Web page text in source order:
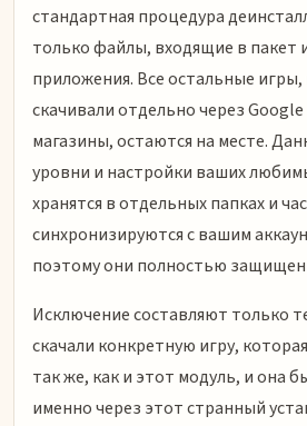
стандартная процедура
только файлы, входящие в пакет
приложения. Все остальные
скачивали отдельно через
магазины, остаются на месте.
уровни и настройки ваших
хранятся в отдельных папках и
синхронизируются с вашим
поэтому они полностью
Исключение составляют только
скачали конкретную игру,
так же, как и этот модуль, и она
именно через этот странный